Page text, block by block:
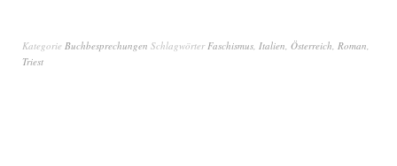
Kategorie Buchbesprechungen SchlagwörterFaschismus, Italien, Österreich, Roman,
Triest